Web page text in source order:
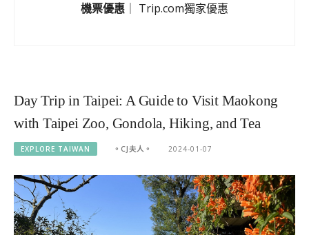
機票優惠
Trip.com獨家優惠
Day Trip in Taipei: A Guide to Visit Maokong
with Taipei Zoo, Gondola, Hiking, and Tea
EXPLORE TAIWAN 。CJ夫人。 2024-01-07